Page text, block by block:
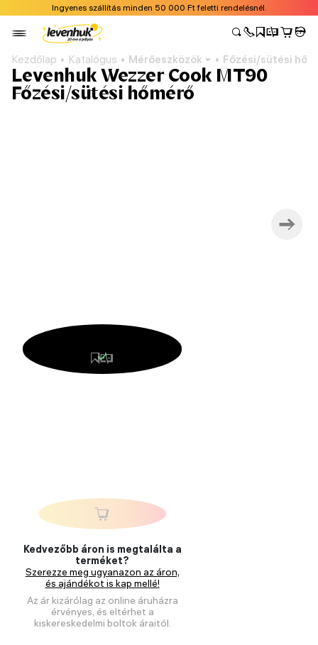
Ingyenes szállítás minden 50 000 Ft feletti rendelésnél.
Kezdőlap Katalógus Mérőeszközök Főzési/sütési
Levenhuk Wezzer Cook MT90
Főzési/sütési hőmérő
Kedvezőbb áron is megtalálta a
terméket?
Szerezze meg ugyanazon az áron,
és ajándékot is kap mellé!
Az ár kizárólag az online áruházra
érvényes, és eltérhet a
kiskereskedelmi boltok áraitól.